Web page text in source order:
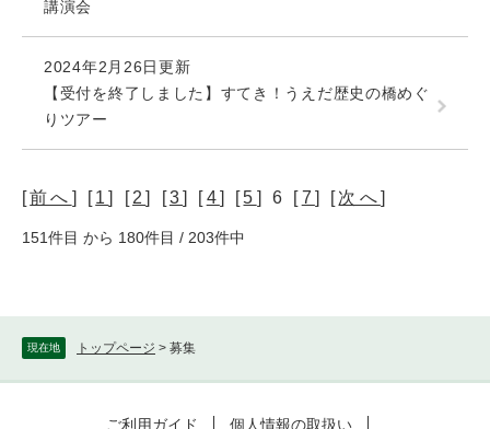
現在地 トップページ > 募集
講演会
2024年2月26日更新
【受付を終了しました】すてき！うえだ歴史の橋めぐ
りツアー
[前へ ] [1] [2] [3] [4] [5 ] 6 [7 ] [次へ]
151件目 から 180件目 / 203件中
ご利用ガイド
個人情報の取扱い